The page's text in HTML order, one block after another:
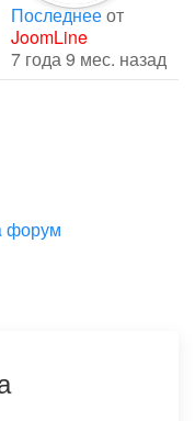
Последнееот
JoomLine
7 года 9 мес. назад
форум